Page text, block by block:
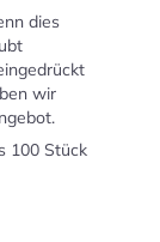
dies
wir
100 Stück